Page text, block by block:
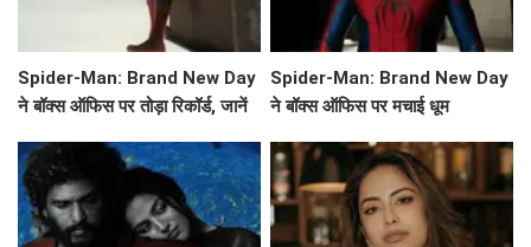
Spider-Man: Brand New Day
ने बॉक्स ऑफिस पर तोड़ा रिकॉर्ड, जानें
Spider-Man: Brand New Day
ने बॉक्स ऑफिस पर मचाई धूम